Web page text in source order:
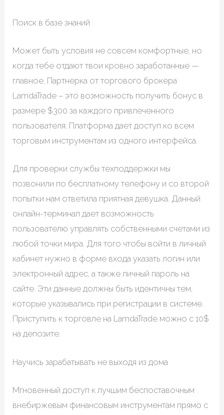
Поиск в базе знаний
Может быть условия не совсем комфортные, но
когда тебе отдают твои кровно заработанные —
главное. Партнерка от торгового брокера
LamdaTrade – это возможность получить бонус в
размере $300 за каждого привлеченного
пользователя. Платформа дает доступ ко всем
торговым инструментам из одного интерфейса.
Для проверки службы техподдержки мы
позвонили по бесплатному телефону и со второй
попытки нам ответила приятная девушка. Данный
онлайн-терминал дает возможность
пользователю управлять собственными счетами из
любой точки мира. Для того чтобы войти в личный
кабинет нужно в форме входа указать логин или
электронный адрес, а также личный пароль на
сайте. Эти данные должны быть идентичны тем,
которые указывались при регистрации в системе.
Приступить к торговле на LamdaTrade можно с 10$
на депозите.
Научись зарабатывать не выходя из дома
Мгновенный доступ к лучшим беспоставочным
внебиржевым финансовым инструментам прямо с